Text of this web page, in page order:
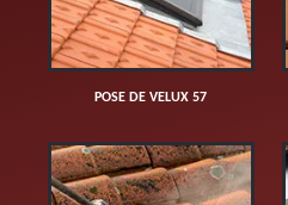
POSE DE VELUX 57